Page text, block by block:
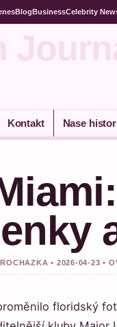
BlogBusinessCelebrity
Kontakt Nase
• 2026-04-23 •
floridský